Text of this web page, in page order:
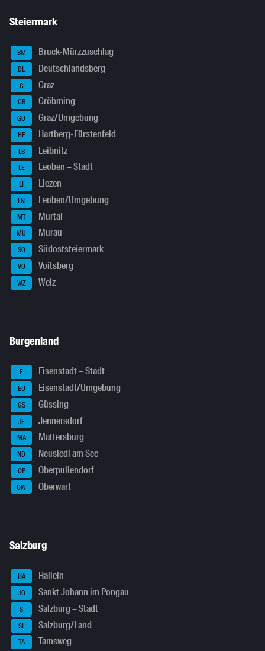
Steiermark
BM Bruck-Mürzzuschlag
DL Deutschlandsberg
G Graz
GB Gröbming
GU Graz/Umgebung
HF Hartberg-Fürstenfeld
LB Leibnitz
LE Leoben – Stadt
LI Liezen
LN Leoben/Umgebung
MT Murtal
MU Murau
SO Südoststeiermark
VO Voitsberg
WZ Weiz
Burgenland
E Eisenstadt – Stadt
EU Eisenstadt/Umgebung
GS Güssing
JE Jennersdorf
MA Mattersburg
ND Neusiedl am See
OP Oberpullendorf
OW Oberwart
Salzburg
HA Hallein
JO Sankt Johann im Pongau
S Salzburg – Stadt
SL Salzburg/Land
TA Tamsweg